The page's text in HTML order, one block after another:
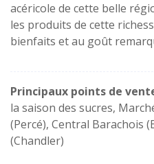
acéricole de cette belle
les produits de cette
bienfaits et au goût
Principaux points de
la saison des sucres,
(Percé), Central Barachois
(Chandler)